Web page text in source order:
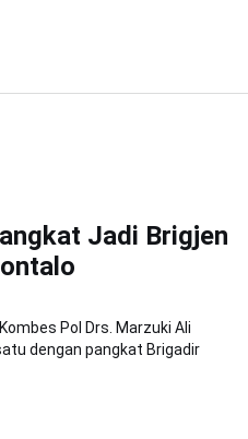
Jadi Brigjen
Pol Drs. Marzuki Ali
dengan pangkat Brigadir